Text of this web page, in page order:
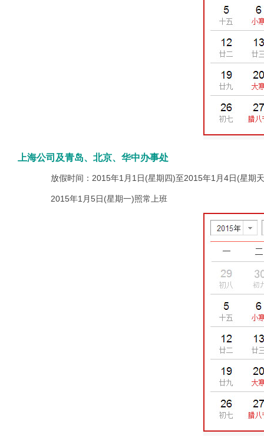
上海公司及青岛、北京、华中办事处
放假时间：2015年1月1日(星期四)至2015年1月4日(星期
2015年1月5日(星期一)照常上班